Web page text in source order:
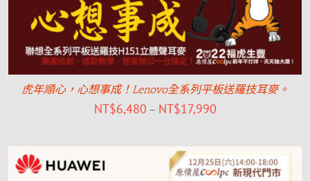
虎年順心，心想事成！Lenovo全系列平板送羅技耳麥。
NT$6,480 – NT$17,990